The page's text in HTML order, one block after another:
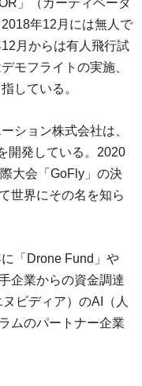
」（カーティベータ
年12月には無人で
月からは有人飛行試
モフライトの実施、
している。
ション株式会社は、
開発している。2020
大会「GoFly」の決
世界にその名を知ら
「Drone Fund」や
企業からの資金調達
ビディア）のAI（人
ムのパートナー企業